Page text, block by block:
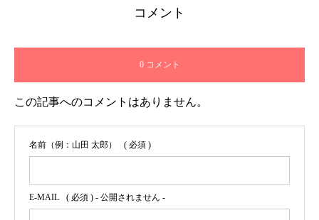
コメント
0 コメント
この記事へのコメントはありません。
名前（例：山田 太郎） ( 必須 )
E-MAIL ( 必須 ) - 公開されません -